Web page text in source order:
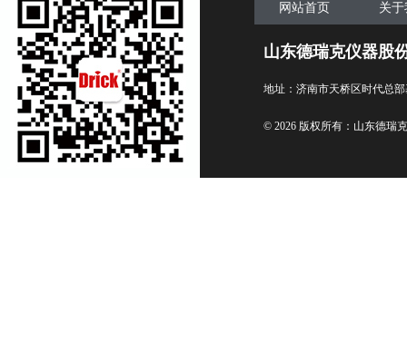
网站首页 关
山东德瑞克仪器股
地址：济南市天桥区时代总
© 2026 版权所有：山东德瑞